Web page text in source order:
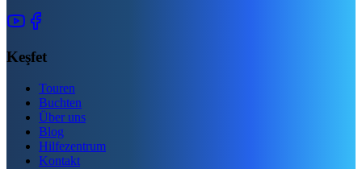
Keşfet
Touren
Buchten
Über uns
Blog
Hilfezentrum
Kontakt